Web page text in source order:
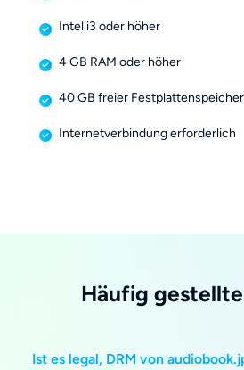
Intel i3 oder höher
4 GB RAM oder höher
40 GB freier
Internetverbindung erforderlich
Häufig
Ist es legal, DRM von